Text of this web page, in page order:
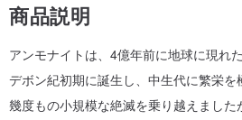
商品説明
アンモナイトは、4億年前に地球に現れた
デボン紀初期に誕生し、中生代に繁栄を
幾度もの小規模な絶滅を乗り越えました